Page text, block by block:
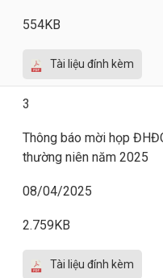
554KB
Tài liệu đính kèm
3
Thông báo mời họp
thường niên năm 2025
08/04/2025
2.759KB
Tài liệu đính kèm